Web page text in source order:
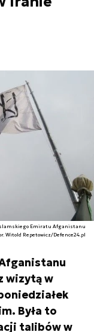
Emiratu Afganistanu
Witold Repetowicz/Defence24.pl
wizytą w
Była to
talibów w